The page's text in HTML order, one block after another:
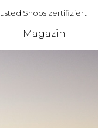
Shops zertifiziert
Magazin